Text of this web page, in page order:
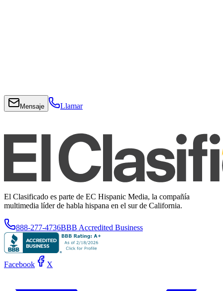
Mensaje Llamar
El Clasificado es parte de EC Hispanic Media, la compañía
multimedia líder de habla hispana en el sur de California.
888-277-4736BBB Accredited Business
Facebook X